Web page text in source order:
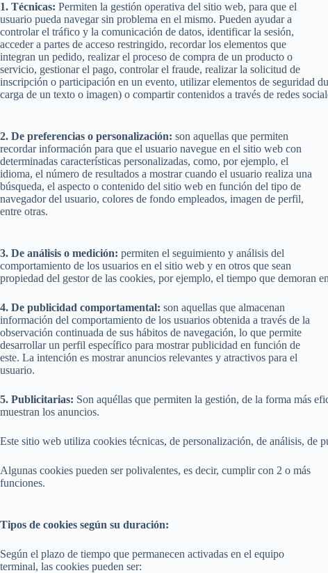
1. Técnicas: Permiten la gestión operativa del sitio web, para que el
usuario pueda navegar sin problema en el mismo. Pueden ayudar a
controlar el tráfico y la comunicación de datos, identificar la sesión,
acceder a partes de acceso restringido, recordar los elementos que
integran un pedido, realizar el proceso de compra de un producto o
servicio, gestionar el pago, controlar el fraude, realizar la solicitud de
inscripción o participación en un evento, utilizar elementos de seguridad
carga de un texto o imagen) o compartir contenidos a través de redes
2. De preferencias o personalización: son aquellas que permiten
recordar información para que el usuario navegue en el sitio web con
determinadas características personalizadas, como, por ejemplo, el
idioma, el número de resultados a mostrar cuando el usuario realiza una
búsqueda, el aspecto o contenido del sitio web en función del tipo de
navegador del usuario, colores de fondo empleados, imagen de perfil,
entre otras.
3. De análisis o medición: permiten el seguimiento y análisis del
comportamiento de los usuarios en el sitio web y en otros que sean
propiedad del gestor de las cookies, por ejemplo, el tiempo que demoran
4. De publicidad comportamental: son aquellas que almacenan
información del comportamiento de los usuarios obtenida a través de la
observación continuada de sus hábitos de navegación, lo que permite
desarrollar un perfil específico para mostrar publicidad en función de
este. La intención es mostrar anuncios relevantes y atractivos para el
usuario.
5. Publicitarias: Son aquéllas que permiten la gestión, de la forma más
muestran los anuncios.
Este sitio web utiliza cookies técnicas, de personalización, de análisis, de
Algunas cookies pueden ser polivalentes, es decir, cumplir con 2 o más
funciones.
Tipos de cookies según su duración:
Según el plazo de tiempo que permanecen activadas en el equipo
terminal, las cookies pueden ser: